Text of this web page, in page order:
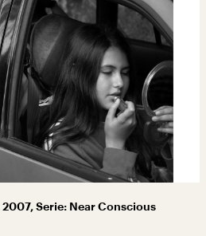
Serie: Near Conscious